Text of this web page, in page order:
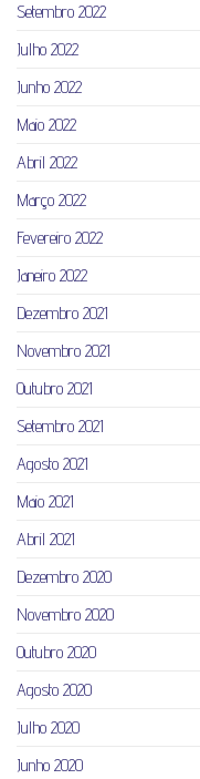
Setembro 2022
Julho 2022
Junho 2022
Maio 2022
Abril 2022
Março 2022
Fevereiro 2022
Janeiro 2022
Dezembro 2021
Novembro 2021
Outubro 2021
Setembro 2021
Agosto 2021
Maio 2021
Abril 2021
Dezembro 2020
Novembro 2020
Outubro 2020
Agosto 2020
Julho 2020
Junho 2020